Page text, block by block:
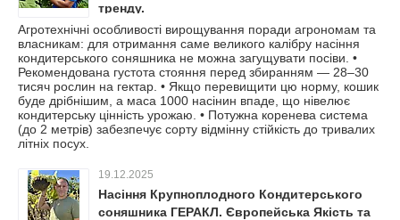
тренду.
Агротехнічні особливості вирощування поради агрономам та
власникам: для отримання саме великого калібру насіння
кондитерського соняшника не можна загущувати посіви. •
Рекомендована густота стояння перед збиранням — 28–30
тисяч рослин на гектар. • Якщо перевищити цю норму, кошик
буде дрібнішим, а маса 1000 насінин впаде, що нівелює
кондитерську цінність урожаю. • Потужна коренева система
(до 2 метрів) забезпечує сорту відмінну стійкість до тривалих
літніх посух.
19.12.2025
Насіння Крупноплодного Кондитерського
соняшника ГЕРАКЛ. Європейська Якість та